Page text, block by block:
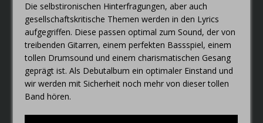
Die selbstironischen Hinterfragungen, aber auch
gesellschaftskritische Themen werden in den Lyrics
aufgegriffen. Diese passen optimal zum Sound, der von
treibenden Gitarren, einem perfekten Bassspiel, einem
tollen Drumsound und einem charismatischen Gesang
geprägt ist. Als Debutalbum ein optimaler Einstand und
wir werden mit Sicherheit noch mehr von dieser tollen
Band hören.